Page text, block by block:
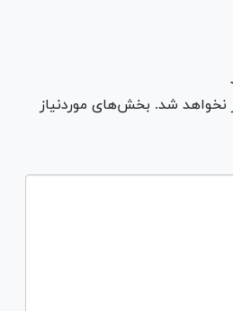
نخواهد شد. بخش‌های موردنیاز